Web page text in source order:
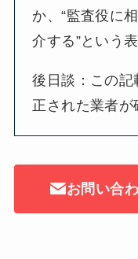
か、“監査役に
介する”という
後日談：この記
正された業者が
お問い合